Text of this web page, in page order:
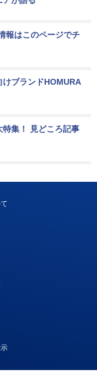
報はこのページでチ
けブランドHOMURA
特集！ 見どころ記事